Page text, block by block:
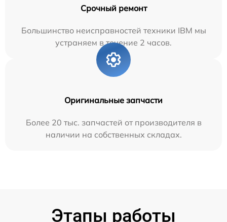
Срочный ремонт
Большинство неисправностей техники IBM мы
устраняем в течение 2 часов.
Оригинальные запчасти
Более 20 тыс. запчастей от производителя в
наличии на собственных складах.
Этапы работы